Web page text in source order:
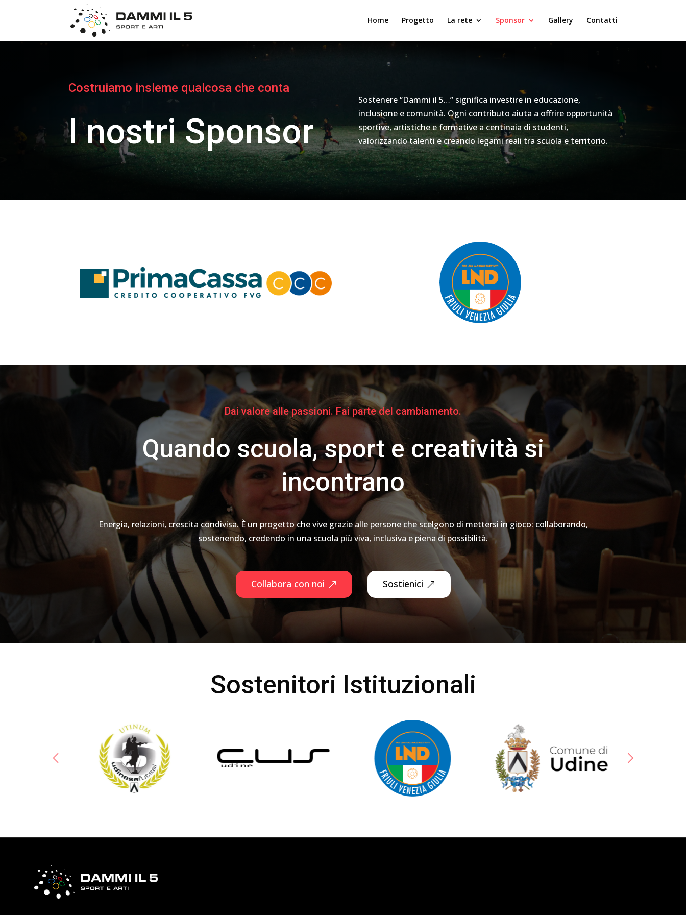
Home Progetto La rete Sponsor Gallery Contatti
Costruiamo insieme qualcosa che conta
I nostri Sponsor
Sostenere “Dammi il 5…” significa investire in educazione,
inclusione e comunità. Ogni contributo aiuta a offrire opportunità
sportive, artistiche e formative a centinaia di studenti,
valorizzando talenti e creando legami reali tra scuola e territorio.
Dai valore alle passioni. Fai parte del cambiamento.
Quando scuola, sport e creatività si
incontrano
Energia, relazioni, crescita condivisa. È un progetto che vive grazie alle persone che scelgono di mettersi in gioco: collaborando,
sostenendo, credendo in una scuola più viva, inclusiva e piena di possibilità.
Collabora con noi Sostienici
Sostenitori Istituzionali